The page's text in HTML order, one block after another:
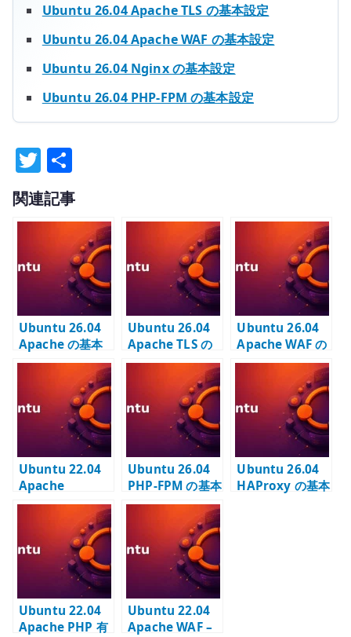
Ubuntu 26.04 Apache TLS の基本設定
Ubuntu 26.04 Apache WAF の基本設定
Ubuntu 26.04 Nginx の基本設定
Ubuntu 26.04 PHP-FPM の基本設定
T
w
it
r
有
関連記事
Ubuntu 26.04
Apache の基本
設定 – Web サー
バーの土台を作
Ubuntu 26.04
Apache TLS の
基本設定 –
HTTPS と証明書
を構成する
Ubuntu 26.04
Apache WAF の
基本設定 –
ModSecurity と
CRS を導入する
Ubuntu 22.04
Apache
Userdir 有効化
– ユーザー公開デ
ィレクトリの古
典的な使い方
Ubuntu 26.04
PHP-FPM の基本
設定 – Web サー
バーと PHP 実行
環境を分離する
Ubuntu 26.04
HAProxy の基本
Ubuntu 22.04
Apache PHP 有
Ubuntu 22.04
Apache WAF –